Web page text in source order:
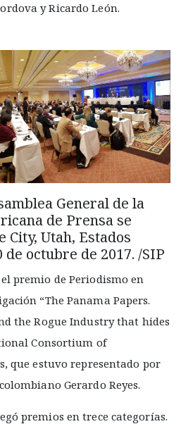
y Ricardo León.
General de la
de Prensa se
City, Utah, Estados
octubre de 2017. /SIP
premio de Periodismo en
“The Panama Papers.
the Rogue Industry that hides
Consortium of
que estuvo representado por
Gerardo Reyes.
premios en trece categorías.